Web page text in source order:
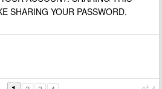
SHARING YOUR PASSWORD.